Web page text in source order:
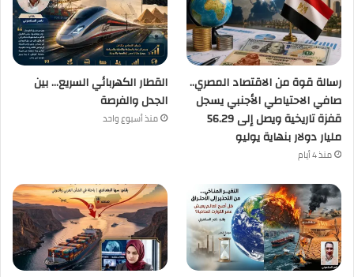
رسالة قوة من الاقتصاد المصري..
صافي الاحتياطي الأجنبي يسجل
قفزة تاريخية ويصل إلى 56.29
مليار دولار بنهاية يوليو
منذ 4 أيام
القطار الكهربائي السريع… بين
الجدل والفرصة
منذ أسبوع واحد